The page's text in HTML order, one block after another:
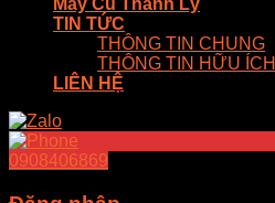
Máy Cũ Thanh Lý
TIN TỨC
THÔNG TIN CHUNG
THÔNG TIN HỮU ÍCH
LIÊN HỆ
0908406869